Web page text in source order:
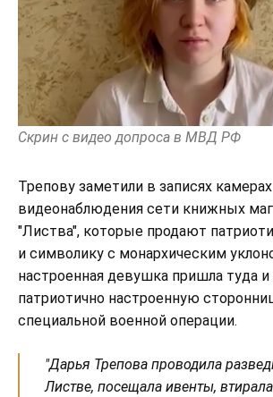
Скрин с видео допроса в МВД РФ
Трепову заметили в записях камерах
видеонаблюдения сети книжных
"Листва", которые продают
и символику с монархическим
настроенная девушка пришла туда
патриотично настроенную
специальной военной операции.
"Дарья Трепова проводила
Листве, посещала ивенты,